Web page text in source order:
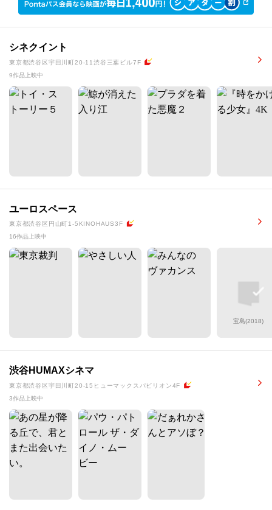
シネクイント
東京都渋谷区宇田川町20-11渋谷三葉ビル7F
9作品上映中
ユーロスペース
東京都渋谷区円山町1-5KINOHAUS3F
16作品上映中
宝島(2018)
渋谷HUMAXシネマ
東京都渋谷区宇田川町20-15ヒューマックスパビリオン4F
3作品上映中